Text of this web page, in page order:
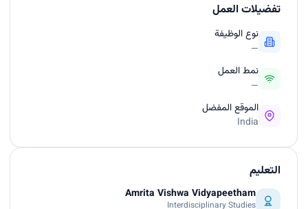
تفضيلات العمل
نوع الوظيفة
—
نمط العمل
—
الموقع المفضل
India
التعليم
Amrita Vishwa Vidyapeetham
Interdisciplinary Studies